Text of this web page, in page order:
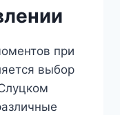
при
выбор